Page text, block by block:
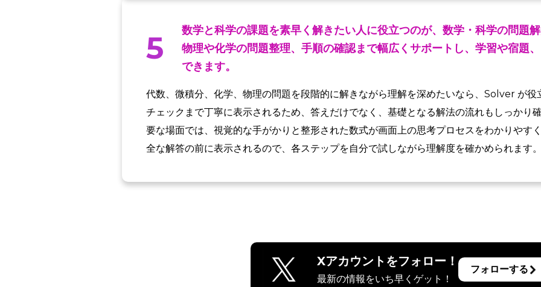
5
数学と科学の課題を素早く解きたい人に役立つのが、数学・科学の問題
物理や化学の問題整理、手順の確認まで幅広くサポートし、学習や宿題
できます。
代数、微積分、化学、物理の問題を段階的に解きながら理解を深めたいなら、Solver が役
チェックまで丁寧に表示されるため、答えだけでなく、基礎となる解法の流れもしっかり
要な場面では、視覚的な手がかりと整形された数式が画面上の思考プロセスをわかりやす
全な解答の前に表示されるので、各ステップを自分で試しながら理解度を確かめられます
Xアカウントをフォロー！
最新の情報をいち早くゲット！
フォローする